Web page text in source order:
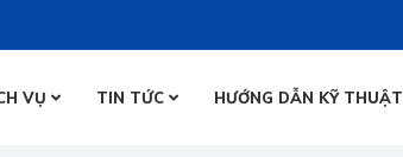
VỤ TIN TỨC HƯỚNG DẪN KỸ THUẬT